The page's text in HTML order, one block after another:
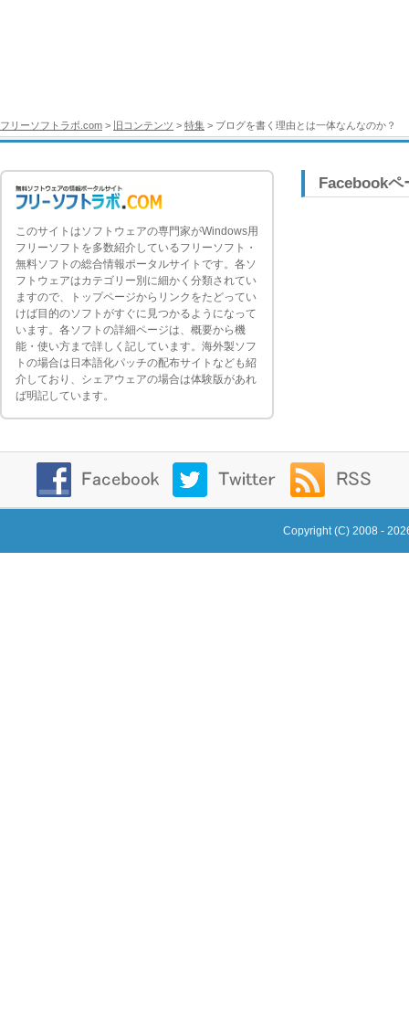
フリーソフトラボ.com > 旧コンテンツ > 特集 > ブログを書く理由とは一体なんなのか？
このサイトはソフトウェアの専門家がWindows用
フリーソフトを多数紹介しているフリーソフト・
無料ソフトの総合情報ポータルサイトです。各ソ
フトウェアはカテゴリー別に細かく分類されてい
ますので、トップページからリンクをたどってい
けば目的のソフトがすぐに見つかるようになって
います。各ソフトの詳細ページは、概要から機
能・使い方まで詳しく記しています。海外製ソフ
トの場合は日本語化パッチの配布サイトなども紹
介しており、シェアウェアの場合は体験版があれ
ば明記しています。
Facebookペ
Copyright (C) 2008 -